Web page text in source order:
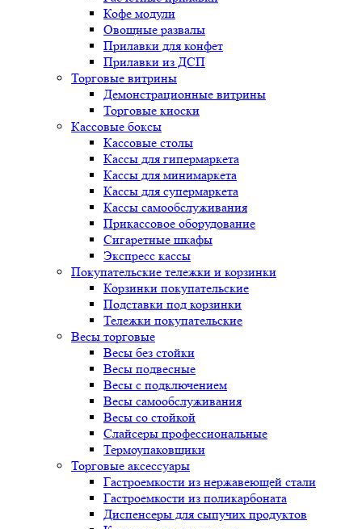
Кофе модули
Овощные развалы
Прилавки для конфет
Прилавки из ДСП
Торговые витрины
Демонстрационные витрины
Торговые киоски
Кассовые боксы
Кассовые столы
Кассы для гипермаркета
Кассы для минимаркета
Кассы для супермаркета
Кассы самообслуживания
Прикассовое оборудование
Сигаретные шкафы
Экспресс кассы
Покупательские тележки и корзинки
Корзинки покупательские
Подставки под корзинки
Тележки покупательские
Весы торговые
Весы без стойки
Весы подвесные
Весы с подключением
Весы самообслуживания
Весы со стойкой
Слайсеры профессиональные
Термоупаковщики
Торговые аксессуары
Гастроемкости из нержавеющей стали
Гастроемкости из поликарбоната
Диспенсеры для сыпучих продуктов